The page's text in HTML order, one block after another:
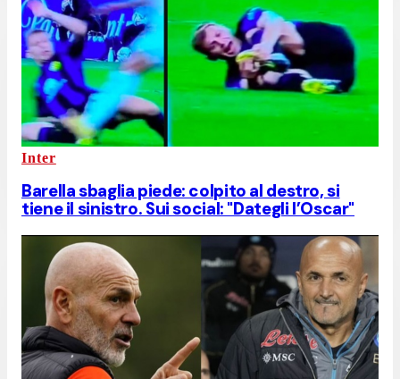
Inter
Barella sbaglia piede: colpito al destro, si
tiene il sinistro. Sui social: "Dategli l’Oscar"